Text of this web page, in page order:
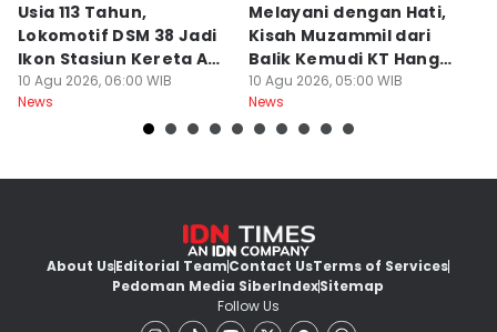
Usia 113 Tahun,
Lokomotif DSM 38 Jadi
Ikon Stasiun Kereta Api
Medan
10 Agu 2026, 06:00 WIB
News
Melayani dengan Hati,
Kisah Muzammil dari
Balik Kemudi KT Hang
Tuah II
10 Agu 2026, 05:00 WIB
News
About UsEditorial TeamContact UsTerms of Services
Pedoman Media SiberIndexSitemap
Follow Us